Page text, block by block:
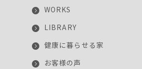
WORKS
LIBRARY
健康に暮らせる家
お客様の声